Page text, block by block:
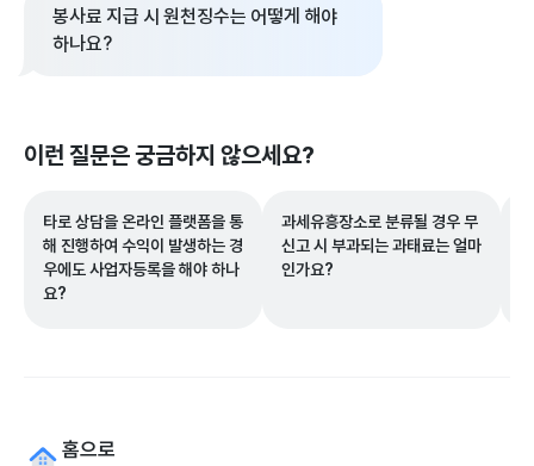
봉사료 지급 시 원천징수는 어떻게 해야
하나요?
이런 질문은 궁금하지 않으세요?
타로 상담을 온라인 플랫폼을 통
해 진행하여 수익이 발생하는 경
우에도 사업자등록을 해야 하나
요?
과세유흥장소로 분류될 경우 무
신고 시 부과되는 과태료는 얼마
인가요?
홈으로